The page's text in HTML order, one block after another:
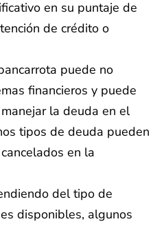
en su puntaje de
de crédito o
puede no
financieros y puede
la deuda en el
tipos de deuda pueden
en la
del tipo de
disponibles, algunos